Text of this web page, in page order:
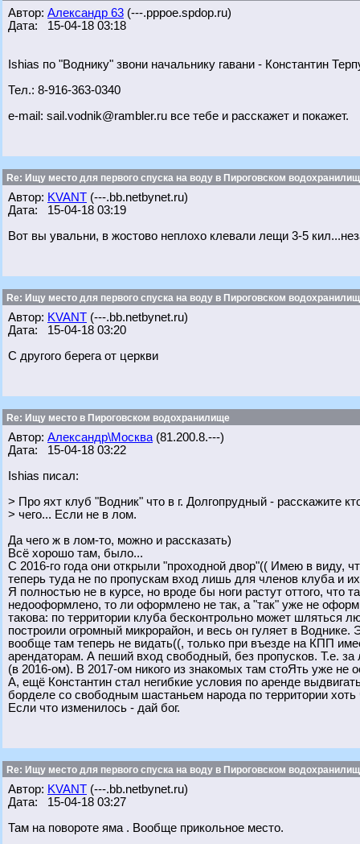
Автор: Александр 63 (---.pppoe.spdop.ru)
Дата: 15-04-18 03:18
Ishias по "Воднику" звони начальнику гавани - Константин
Тел.: 8-916-363-0340
e-mail: sail.vodnik@rambler.ru все тебе и расскажет и покажет.
Re: Ищу место для первого спуска на воду в Пироговском
Автор: KVANT (---.bb.netbynet.ru)
Дата: 15-04-18 03:19
Вот вы увальни, в жостово неплохо клевали лещи 3-5
Re: Ищу место для первого спуска на воду в Пироговском
Автор: KVANT (---.bb.netbynet.ru)
Дата: 15-04-18 03:20
С другого берега от церкви
Re: Ищу место в Пироговском водохранилище
Автор: Александр\Москва (81.200.8.---)
Дата: 15-04-18 03:22
Ishias писал:
> Про яхт клуб "Водник" что в г. Долгопрудный - расскажите
> чего... Если не в лом.
Да чего ж в лом-то, можно и рассказать)
Всё хорошо там, было...
С 2016-го года они открыли "проходной двор"(( Имею в виду,
теперь туда не по пропускам вход лишь для членов клуба и
Я полностью не в курсе, но вроде бы ноги растут оттого, что
недооформлено, то ли оформлено не так, а "так" уже не
такова: по территории клуба бесконтрольно может
построили огромный микрорайон, и весь он гуляет в
вообще там теперь не видать((, только при въезде на КПП
арендаторам. А пеший вход свободный, без пропусков. Т.е.
(в 2016-ом). В 2017-ом никого из знакомых там стоЯть уже не
А, ещё Константин стал негибкие условия по аренде
борделе со свободным шастаньем народа по территории
Если что изменилось - дай бог.
Re: Ищу место для первого спуска на воду в Пироговском
Автор: KVANT (---.bb.netbynet.ru)
Дата: 15-04-18 03:27
Там на повороте яма . Вообще прикольное место.